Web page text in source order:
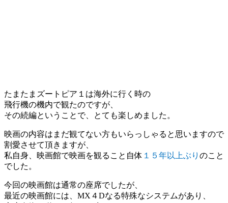
たまたまズートピア１は海外に⾏く時の
⾶⾏機の機内で観たのですが、
その続編ということで、とても楽しめました。
映画の内容はまだ観てない⽅もいらっしゃると思いますので
割愛させて頂きますが、
私⾃⾝、映画館で映画を観ること自体 １５年以上ぶり のこと
でした。
今回の映画館は通常の座席でしたが、
最近の映画館には、MX４Dなる特殊なシステムがあり、